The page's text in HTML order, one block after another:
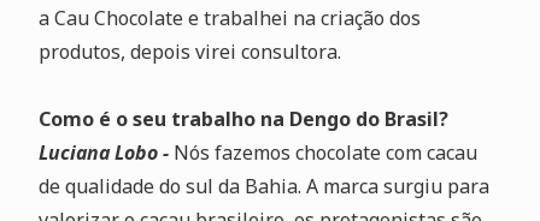
a Cau Chocolate e trabalhei na criação dos
produtos, depois virei consultora.
Como é o seu trabalho na Dengo do Brasil?
Luciana Lobo - Nós fazemos chocolate com cacau
de qualidade do sul da Bahia. A marca surgiu para